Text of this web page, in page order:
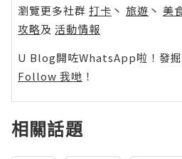
瀏覽更多社群 打卡 丶 旅遊 丶 美
攻略及 活動情報
U Blog開咗WhatsApp啦！發掘
Follow 我哋 ！
相關話題